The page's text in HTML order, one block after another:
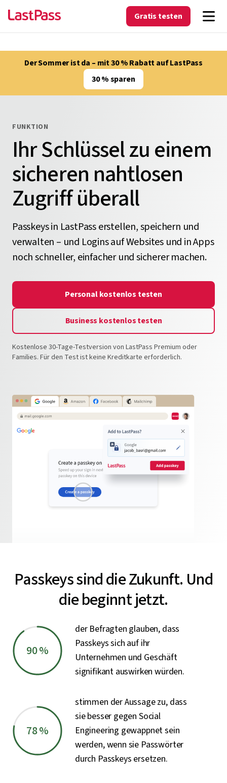
Gratis testen
Der Sommer ist da – mit 30 % Rabatt auf LastPass
30 % sparen
FUNKTION
Ihr Schlüssel zu einem
sicheren nahtlosen
Zugriff überall
Passkeys in LastPass erstellen, speichern und
verwalten – und Logins auf Websites und in Apps
noch schneller, einfacher und sicherer machen.
Personal kostenlos testen
Business kostenlos testen
Kostenlose 30-Tage-Testversion von LastPass Premium oder
Families. Für den Test ist keine Kreditkarte erforderlich.
Passkeys sind die Zukunft. Und
die beginnt jetzt.
90 %
der Befragten glauben, dass
Passkeys sich auf ihr
Unternehmen und Geschäft
signifikant auswirken würden.
78 %
stimmen der Aussage zu, dass
sie besser gegen Social
Engineering gewappnet sein
werden, wenn sie Passwörter
durch Passkeys ersetzen.